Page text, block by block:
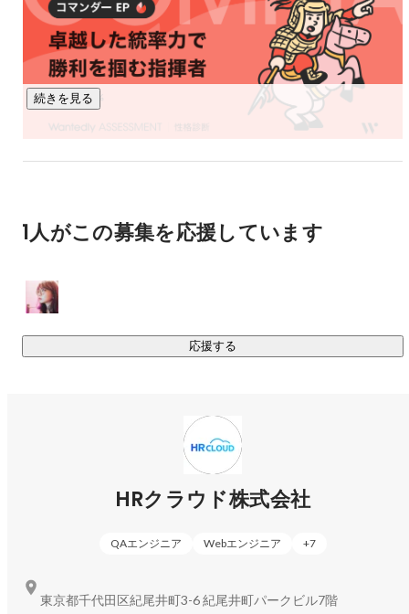
はたくさんの友達に恵まれました。
日本人学生、留学生ともにお互いにコミュニケーションを
とるのが怖いと感じる現状を改善すること、また大学に居
場所がないと感じる留学生に居場所を作ることを目標に活
動しました。
活動を通し、チームでのイベントの企画・運営経験、リー
ダーとして人をまとめる経験、予算管理の経験を身につ
クラウド開発部
続きを見る
1人がこの募集を応援しています
応援する
HRクラウド株式会社
QAエンジニア Webエンジニア +7
東京都千代田区紀尾井町3-6 紀尾井町パークビル7階